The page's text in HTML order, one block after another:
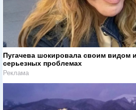
Пугачева шокировала своим видом
серьезных проблемах
Реклама